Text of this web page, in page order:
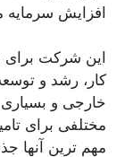
افزایش سرمایه
این شرکت برای
کار، رشد و
خارجی و بسیاری
مختلفی برای
مهم ترین آنها